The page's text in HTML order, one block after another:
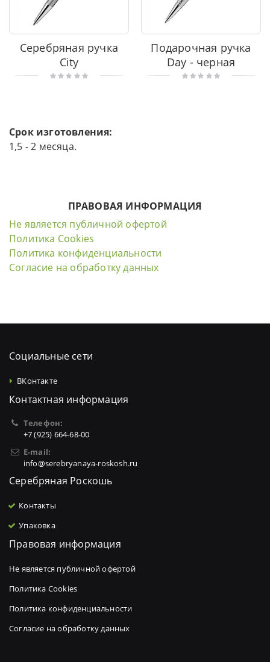
Серебряная ручка
City
Подарочная ручка
Day - черная
Срок изготовления:
1,5 - 2 месяца.
ПРАВОВАЯ ИНФОРМАЦИЯ
Не является публичной офертой
Политика Cookies
Политика конфиденциальности
Согласие на обработку данных
Социальные сети
ВКонтакте
Контактная информация
Телефон:
+7 (925) 664-68-00
E-mail:
info@serebryanaya-roskosh.ru
Серебряная Роскошь
Контакты
Упаковка
Правовая информация
Не является публичной офертой
Политика Cookies
Политика конфиденциальности
Согласие на обработку данных